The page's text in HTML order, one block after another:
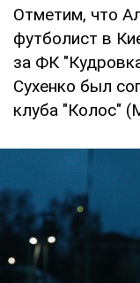
Отметим, что
футболист в
за ФК
Сухенко был
клуба "Колос"